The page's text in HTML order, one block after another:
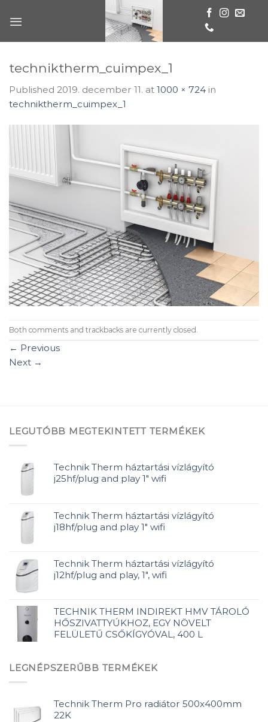
techniktherm_cuimpex_1
Published 2019. december 11. at 1000 × 724 in
techniktherm_cuimpex_1
Both comments and trackbacks are currently closed.
← Previous
Next →
LEGUTÓBB MEGTEKINTETT TERMÉKEK
Technik Therm háztartási vízlágyító
j25hf/plug and play 1" wifi
Technik Therm háztartási vízlágyító
j18hf/plug and play 1" wifi
Technik Therm háztartási vízlágyító
j12hf/plug and play, 1", wifi
TECHNIK THERM INDIREKT HMV TÁROLÓ
HŐSZIVATTYÚKHOZ, EGY NÖVELT
FELÜLETŰ CSŐKÍGYÓVAL, 400 L
LEGNÉPSZERŰBB TERMÉKEK
Technik Therm Pro radiátor 500x400mm
22K